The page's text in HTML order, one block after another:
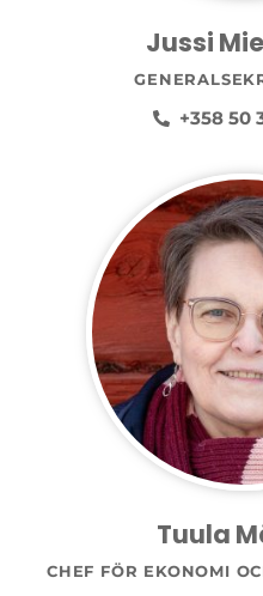
Jussi
+358 50
Tuula
CHEF FÖR EKONOMI